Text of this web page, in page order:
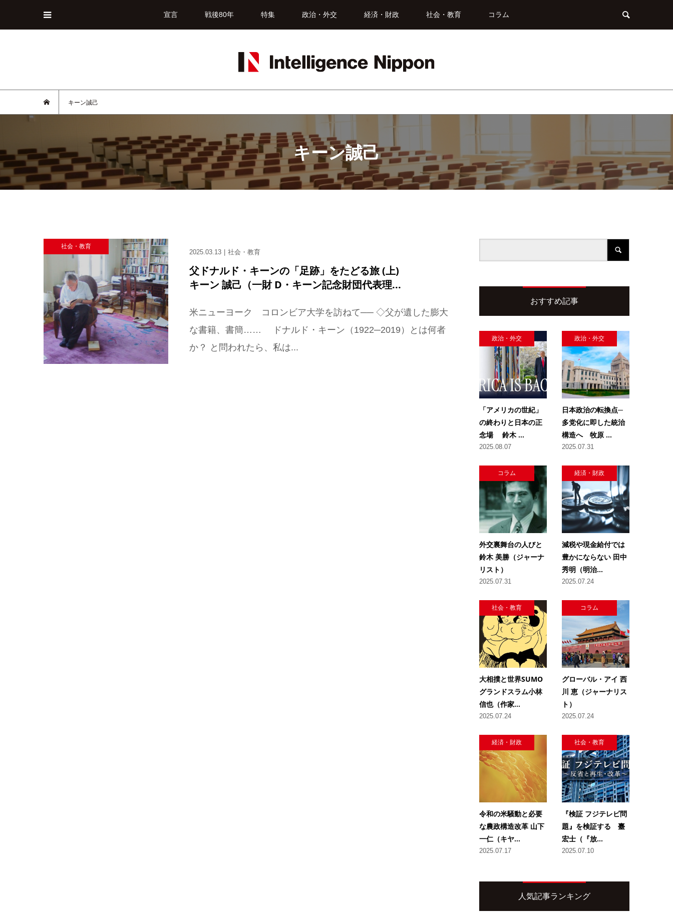
宣言 戦後80年 特集 政治・外交 経済・財政 社会・教育 コラム
キーン誠己
キーン誠己
社会・教育
2025.03.13 社会・教育
父ドナルド・キーンの「足跡」をたどる旅 (上)
キーン 誠己（一財 D・キーン記念財団代表理...
米ニューヨーク コロンビア大学を訪ねて── ◇父が遺した膨大
な書籍、書簡…… ドナルド・キーン（1922─2019）とは何者
か？ と問われたら、私は...
おすすめ記事
政治・外交
「アメリカの世紀」
の終わりと日本の正
念場 鈴木 ...
2025.08.07
政治・外交
日本政治の転換点─
多党化に即した統治
構造へ 牧原 ...
2025.07.31
コラム
外交裏舞台の人びと
鈴木 美勝（ジャーナ
リスト）
2025.07.31
経済・財政
減税や現金給付では
豊かにならない 田中
秀明（明治...
2025.07.24
社会・教育
大相撲と世界SUMO
グランドスラム小林
信也（作家...
2025.07.24
コラム
グローバル・アイ 西
川 恵（ジャーナリス
ト）
2025.07.24
経済・財政
令和の米騒動と必要
な農政構造改革 山下
一仁（キヤ...
2025.07.17
社会・教育
『検証 フジテレビ問
題』を検証する 臺
宏士（『放...
2025.07.10
人気記事ランキング